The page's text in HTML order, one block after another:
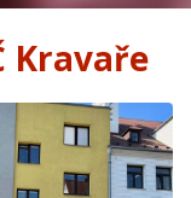
Kravaře